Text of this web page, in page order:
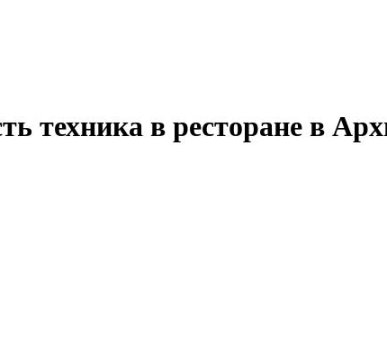
техника в ресторане в